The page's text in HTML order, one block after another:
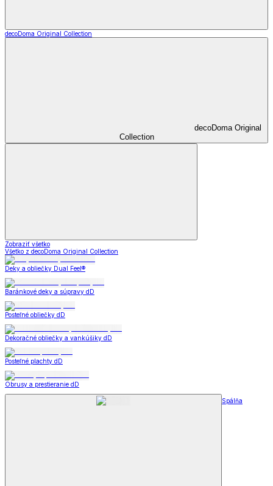
decoDoma Original Collection
decoDoma Original
Collection
Zobraziť všetko
Všetko z decoDoma Original Collection
Deky a obliečky Dual Feel®
Baránkové deky a súpravy dD
Posteľné obliečky dD
Dekoračné obliečky a vankúšiky dD
Posteľné plachty dD
Obrusy a prestieranie dD
Spálňa